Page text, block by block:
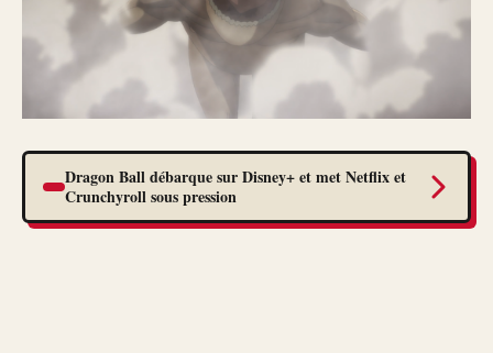
Dragon Ball débarque sur Disney+ et met Netflix et
Crunchyroll sous pression